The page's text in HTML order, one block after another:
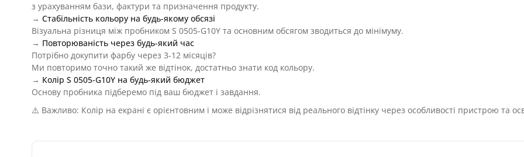
з урахуванням бази, фактури та призначення продукту.
→ Стабільність кольору на будь-якому обсязі
Візуальна різниця між пробником S 0505-G10Y та основним обсягом зводиться до мінімуму.
→ Повторюваність через будь-який час
Потрібно докупити фарбу через 3-12 місяців?
Ми повторимо точно такий же відтінок, достатньо знати код кольору.
→ Колір S 0505-G10Y на будь-який бюджет
Основу пробника підберемо під ваш бюджет і завдання.
⚠️ Важливо: Колір на екрані є орієнтовним і може відрізнятися від реального відтінку через особливості пристрою та